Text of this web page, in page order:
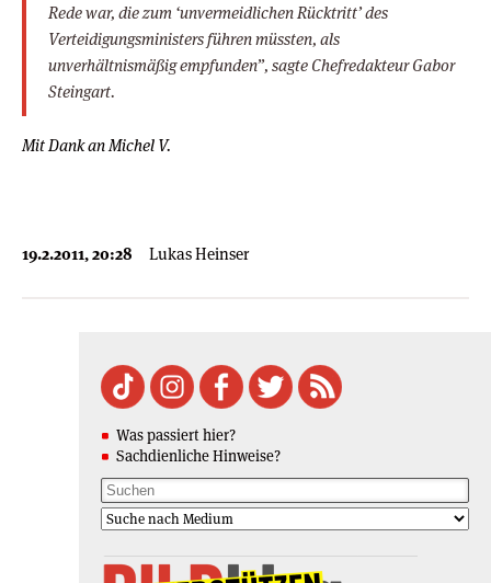
Rede war, die zum ‘unvermeidlichen Rücktritt’ des
Verteidigungsministers führen müssten, als
unverhältnismäßig empfunden”, sagte Chefredakteur Gabor
Steingart.
Mit Dank an Michel V.
19.2.2011, 20:28 Lukas Heinser
Was passiert hier?
Sachdienliche Hinweise?